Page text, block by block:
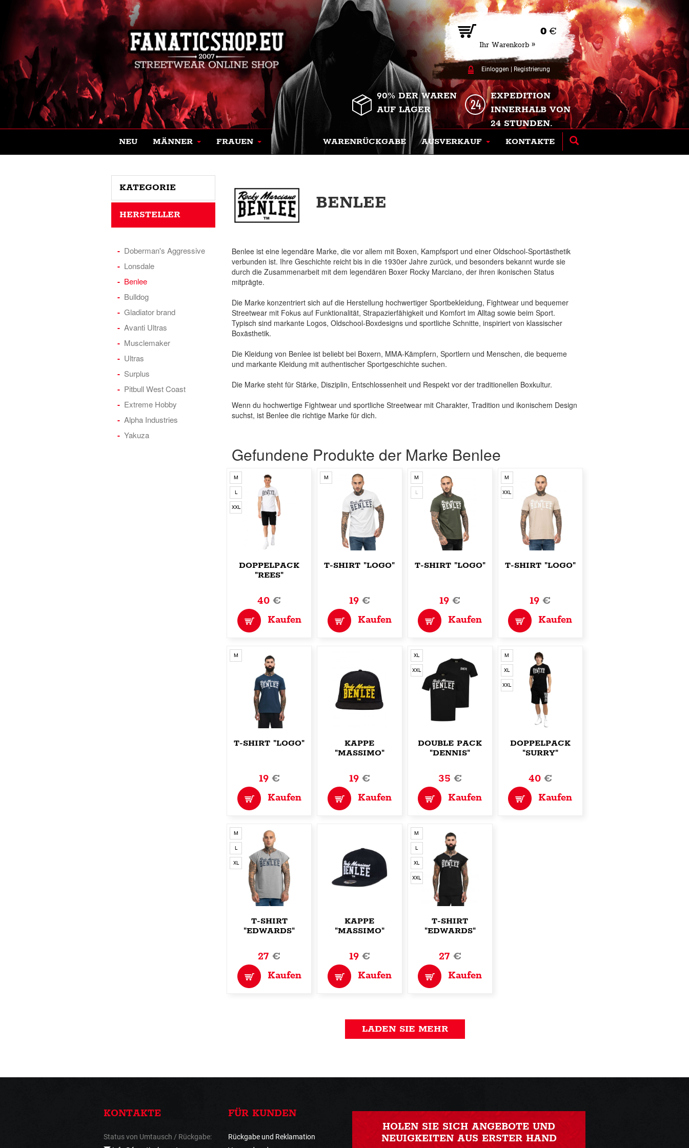
0 €
Ihr Warenkorb »
Einloggen Registrierung
90% DER WAREN
AUF LAGER
EXPEDITION
INNERHALB VON
24 STUNDEN.
NEU MÄNNER FRAUEN WARENRÜCKGABE AUSVERKAUF KONTAKTE
BENLEE
Benlee ist eine legendäre Marke, die vor allem mit Boxen, Kampfsport und einer Oldschool-Sportästhetik
verbunden ist. Ihre Geschichte reicht bis in die 1930er Jahre zurück, und besonders bekannt wurde sie
durch die Zusammenarbeit mit dem legendären Boxer Rocky Marciano, der ihren ikonischen Status
mitprägte.
Die Marke konzentriert sich auf die Herstellung hochwertiger Sportbekleidung, Fightwear und bequemer
Streetwear mit Fokus auf Funktionalität, Strapazierfähigkeit und Komfort im Alltag sowie beim Sport.
Typisch sind markante Logos, Oldschool-Boxdesigns und sportliche Schnitte, inspiriert von klassischer
Boxästhetik.
Die Kleidung von Benlee ist beliebt bei Boxern, MMA-Kämpfern, Sportlern und Menschen, die bequeme
und markante Kleidung mit authentischer Sportgeschichte suchen.
Die Marke steht für Stärke, Disziplin, Entschlossenheit und Respekt vor der traditionellen Boxkultur.
Wenn du hochwertige Fightwear und sportliche Streetwear mit Charakter, Tradition und ikonischem Design
suchst, ist Benlee die richtige Marke für dich.
Gefundene Produkte der Marke Benlee
M
L
XXL
DOPPELPACK
"REES"
40€
Kaufen
M
T-SHIRT "LOGO"
19€
Kaufen
M
L
T-SHIRT "LOGO"
19€
Kaufen
M
XXL
T-SHIRT "LOGO"
19€
Kaufen
M
T-SHIRT "LOGO"
19€
Kaufen
KAPPE
"MASSIMO"
19€
Kaufen
XL
XXL
DOUBLE PACK
"DENNIS"
35€
Kaufen
M
XL
XXL
DOPPELPACK
"SURRY"
40€
Kaufen
M
L
XL
T-SHIRT
"EDWARDS"
27€
Kaufen
KAPPE
"MASSIMO"
19€
Kaufen
M
L
XL
XXL
T-SHIRT
"EDWARDS"
27€
Kaufen
LADEN SIE MEHR
KATEGORIE
HERSTELLER
Doberman's Aggressive
Lonsdale
Benlee
Bulldog
Gladiator brand
Avanti Ultras
Musclemaker
Ultras
Surplus
Pitbull West Coast
Extreme Hobby
Alpha Industries
Yakuza
KONTAKTE
Status von Umtausch / Rückgabe:
FÜR KUNDEN
Rückgabe und Reklamation
HOLEN SIE SICH ANGEBOTE UND
NEUIGKEITEN AUS ERSTER HAND